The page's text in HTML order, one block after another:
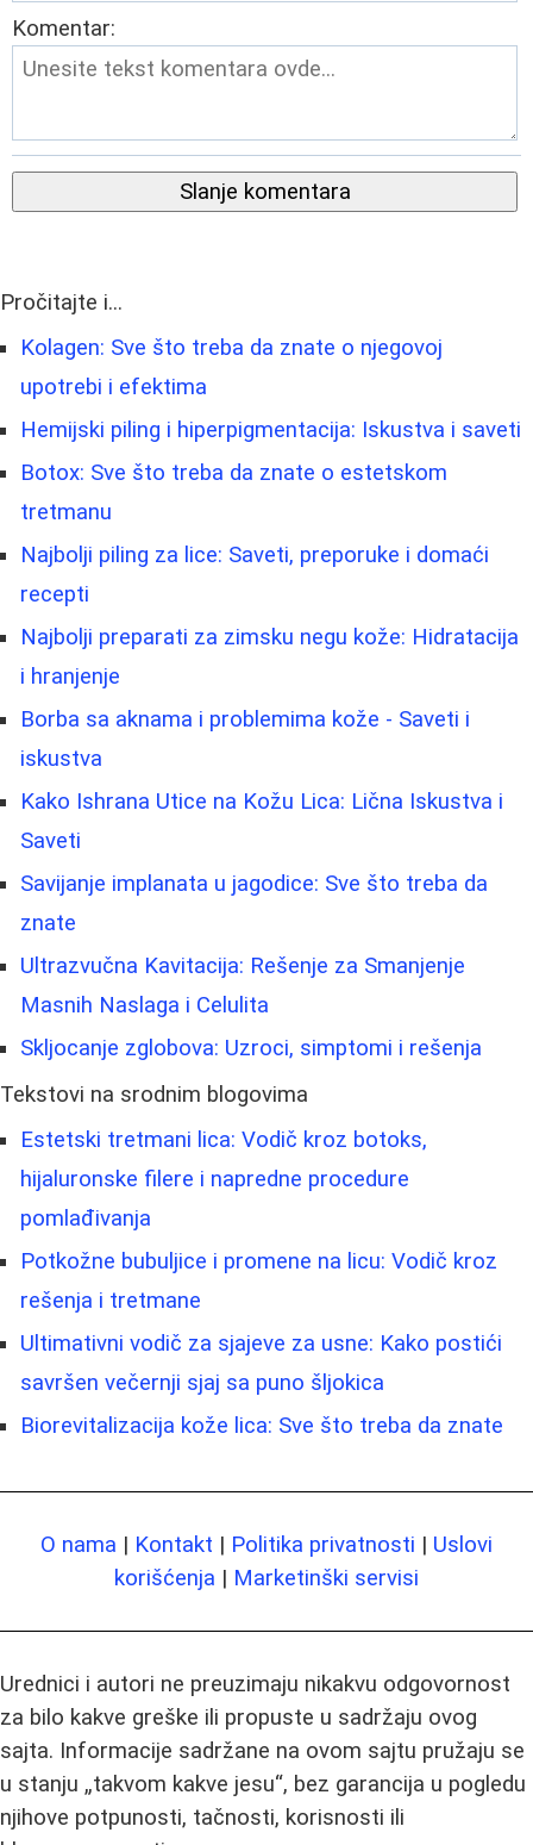
Komentar:
Slanje komentara
Pročitajte i...
Kolagen: Sve što treba da znate o njegovoj
upotrebi i efektima
Hemijski piling i hiperpigmentacija: Iskustva i saveti
Botox: Sve što treba da znate o estetskom
tretmanu
Najbolji piling za lice: Saveti, preporuke i domaći
recepti
Najbolji preparati za zimsku negu kože: Hidratacija
i hranjenje
Borbа sa aknama i problemima kože - Saveti i
iskustva
Kako Ishrana Utice na Kožu Lica: Lična Iskustva i
Saveti
Savijanje implanata u jagodice: Sve što treba da
znate
Ultrazvučna Kavitacija: Rešenje za Smanjenje
Masnih Naslaga i Celulita
Skljocanje zglobova: Uzroci, simptomi i rešenja
Tekstovi na srodnim blogovima
Estetski tretmani lica: Vodič kroz botoks,
hijaluronske filere i napredne procedure
pomlađivanja
Potkožne bubuljice i promene na licu: Vodič kroz
rešenja i tretmane
Ultimativni vodič za sjajeve za usne: Kako postići
savršen večernji sjaj sa puno šljokica
Biorevitalizacija kože lica: Sve što treba da znate
O nama | Kontakt | Politika privatnosti | Uslovi
korišćenja | Marketinški servisi
Urednici i autori ne preuzimaju nikakvu odgovornost
za bilo kakve greške ili propuste u sadržaju ovog
sajta. Informacije sadržane na ovom sajtu pružaju se
u stanju „takvom kakve jesu“, bez garancija u pogledu
njihove potpunosti, tačnosti, korisnosti ili